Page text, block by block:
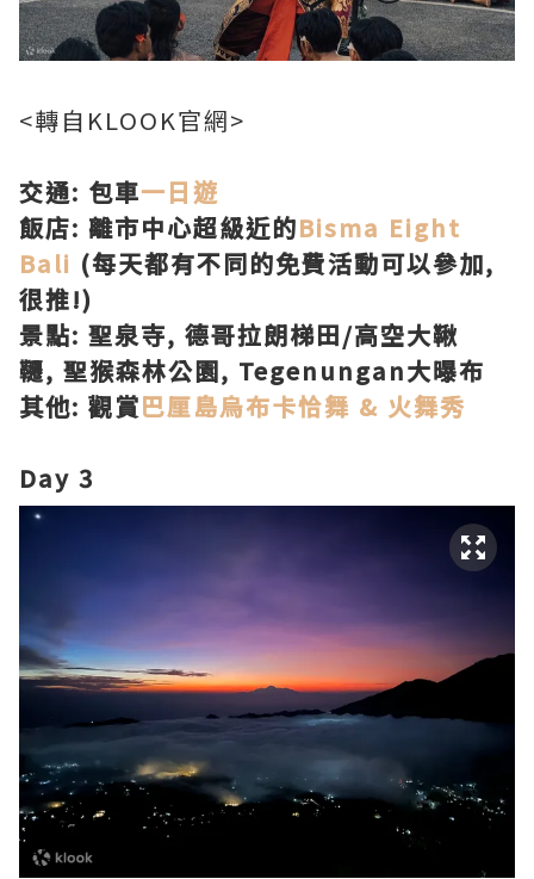
<轉自KLOOK官網>
交通: 包車一日遊
飯店: 離市中心超級近的Bisma Eight
Bali (每天都有不同的免費活動可以參加,
很推!)
景點: 聖泉寺, 德哥拉朗梯田/高空大鞦
韆, 聖猴森林公園, Tegenungan大曝布
其他: 觀賞巴厘島烏布卡恰舞 & 火舞秀
Day 3